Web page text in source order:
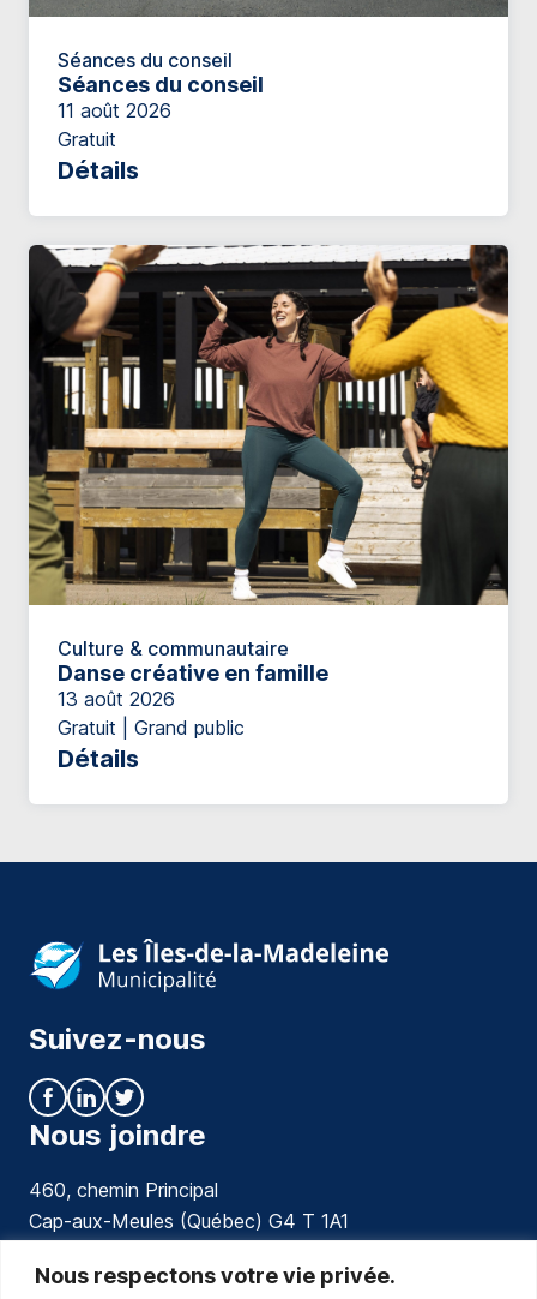
Nous respectons votre vie privée.
Séances du conseil
Séances du conseil
11 août 2026
Gratuit
Détails
Culture & communautaire
Danse créative en famille
13 août 2026
Gratuit | Grand public
Détails
Suivez-nous
Nous joindre
460, chemin Principal
Cap-aux-Meules (Québec) G4 T 1A1
communications@muniles.ca